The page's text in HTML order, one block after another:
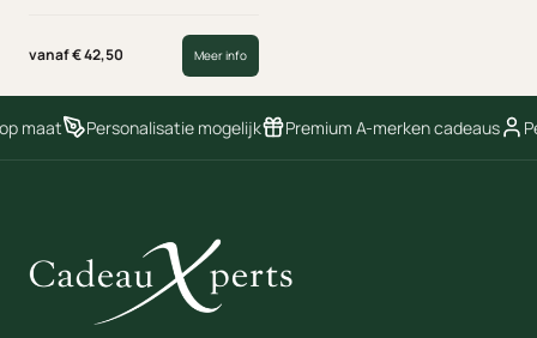
zorgvuldig samengestelde set
biedt alles wat je nodig hebt voor
een serene thee-ervaring.
vanaf € 42,50 Meer info
maat Personalisatie mogelijk Premium A-merken cadeaus